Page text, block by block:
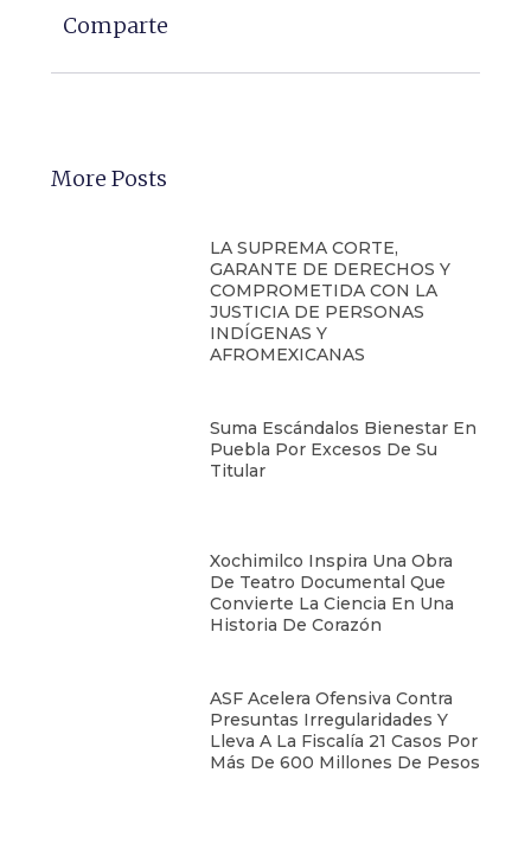
Comparte
More Posts
LA SUPREMA CORTE,
GARANTE DE DERECHOS Y
COMPROMETIDA CON LA
JUSTICIA DE PERSONAS
INDÍGENAS Y
AFROMEXICANAS
Suma Escándalos Bienestar En
Puebla Por Excesos De Su
Titular
Xochimilco Inspira Una Obra
De Teatro Documental Que
Convierte La Ciencia En Una
Historia De Corazón
ASF Acelera Ofensiva Contra
Presuntas Irregularidades Y
Lleva A La Fiscalía 21 Casos Por
Más De 600 Millones De Pesos